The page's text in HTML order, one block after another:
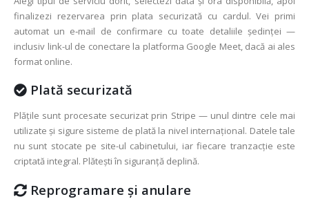
finalizezi rezervarea prin plata securizată cu cardul. Vei primi
automat un e‑mail de confirmare cu toate detaliile ședinței —
inclusiv link-ul de conectare la platforma Google Meet, dacă ai ales
format online.
Plată securizată
Plățile sunt procesate securizat prin Stripe — unul dintre cele mai
utilizate și sigure sisteme de plată la nivel internațional. Datele tale
nu sunt stocate pe site-ul cabinetului, iar fiecare tranzacție este
criptată integral. Plătești în siguranță deplină.
Reprogramare și anulare